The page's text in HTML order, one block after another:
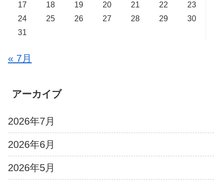
17
18 19 20 21 22
23
24
25 26 27 28 29
30
31
« 7月
アーカイブ
2026年7月
2026年6月
2026年5月